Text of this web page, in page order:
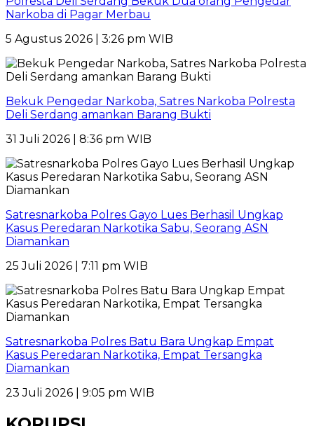
Narkoba di Pagar Merbau
5 Agustus 2026 | 3:26 pm WIB
Bekuk Pengedar Narkoba, Satres Narkoba Polresta
Deli Serdang amankan Barang Bukti
31 Juli 2026 | 8:36 pm WIB
Satresnarkoba Polres Gayo Lues Berhasil Ungkap
Kasus Peredaran Narkotika Sabu, Seorang ASN
Diamankan
25 Juli 2026 | 7:11 pm WIB
Satresnarkoba Polres Batu Bara Ungkap Empat
Kasus Peredaran Narkotika, Empat Tersangka
Diamankan
23 Juli 2026 | 9:05 pm WIB